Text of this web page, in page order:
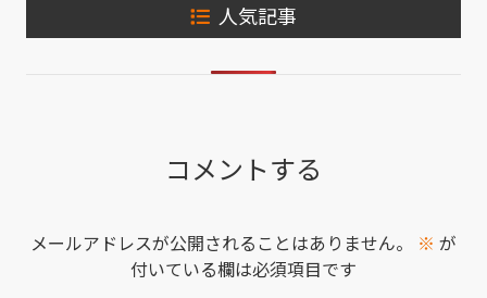
人気記事
コメントする
メールアドレスが公開されることはありません。 ※ が
付いている欄は必須項目です